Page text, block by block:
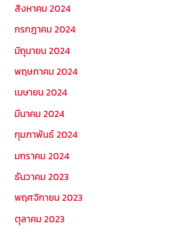
สิงหาคม 2024
กรกฎาคม 2024
มิถุนายน 2024
พฤษภาคม 2024
เมษายน 2024
มีนาคม 2024
กุมภาพันธ์ 2024
มกราคม 2024
ธันวาคม 2023
พฤศจิกายน 2023
ตุลาคม 2023